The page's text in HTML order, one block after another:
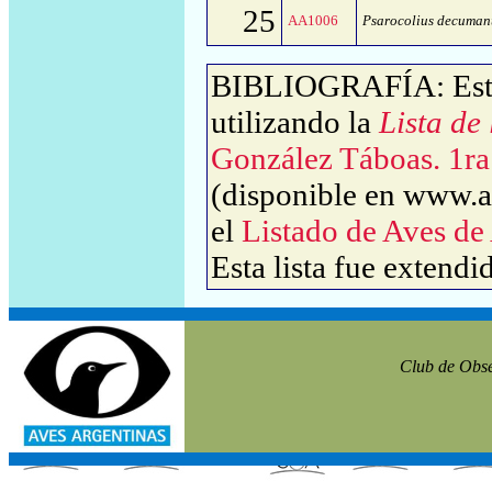
25 AA1006 Psarocolius
BIBLIOGRAFÍA:
utilizando la Lista de
González Táboas.
(disponible en
el Listado de Aves
Esta lista fue
Club de